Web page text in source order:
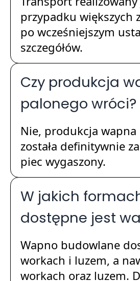
przypadku większych
po wcześniejszym
szczegółów.
Czy produkcja
palonego wróci?
Nie, produkcja
została definitywnie
piec wygaszony.
W jakich
dostępne jest
Wapno budowlane
workach i luzem, a
workach oraz luzem.